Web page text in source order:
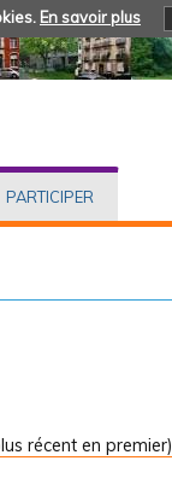
En savoir plus
PARTICIPER
récent en premier)